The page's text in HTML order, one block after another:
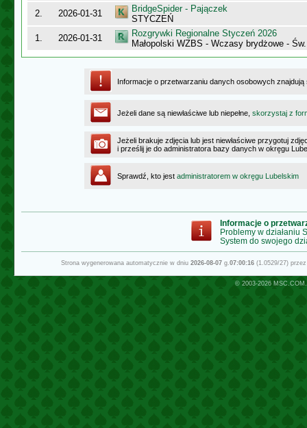
2.
2026-01-31
BridgeSpider - Pajączek
STYCZEŃ
1.
2026-01-31
Rozgrywki Regionalne Styczeń 2026
Małopolski WZBS - Wczasy brydżowe -
Informacje o przetwarzaniu danych osobowych
Jeżeli dane są niewłaściwe lub niepełne, skorzystaj z
Jeżeli brakuje zdjęcia lub jest niewłaściwe przygotuj
i prześlij je do administratora bazy danych w okręgu
Sprawdź, kto jest administratorem w okręgu Lubelskim
Informacje o
Problemy w działaniu
System do swojego
Strona wygenerowana automatycznie w dniu 2026-08-07g.07:00:16(1.0529/27)
© 2003-2026